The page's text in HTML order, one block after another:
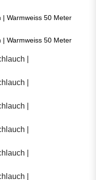
| Warmweiss 50 Meter
| Warmweiss 50 Meter